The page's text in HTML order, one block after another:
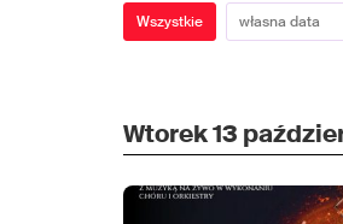
Wszystkie
Wtorek13